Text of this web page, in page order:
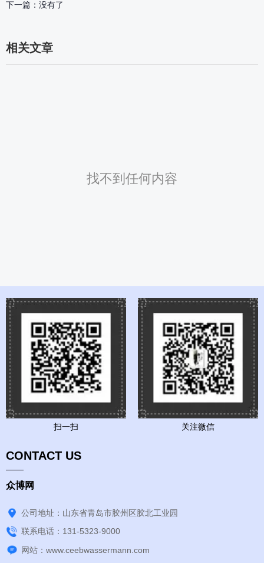
下一篇： 没有了
相关文章
找不到任何内容
扫一扫 关注微信
CONTACT US
众博网
公司地址：山东省青岛市胶州区胶北工业园
联系电话：131-5323-9000
网站：www.ceebwassermann.com